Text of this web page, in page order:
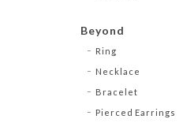
Beyond
Ring
Necklace
Bracelet
Pierced Earrings